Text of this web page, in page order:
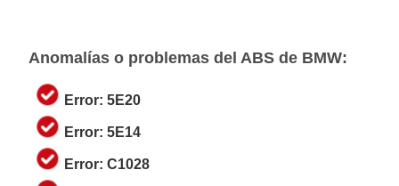
Anomalías o problemas del ABS de BMW:
Error: 5E20
Error: 5E14
Error: C1028